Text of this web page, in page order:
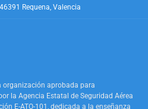
Requena, Valencia
organización aprobada para
la Agencia Estatal de Seguridad Aérea
E-ATO-101, dedicada a la enseñanza